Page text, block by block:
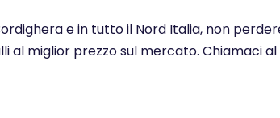
e in tutto il Nord Italia, non
al miglior prezzo sul mercato. Chiamaci